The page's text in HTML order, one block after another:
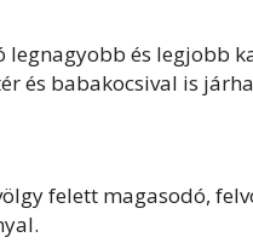
legnagyobb és legjobb
és babakocsival is
felett magasodó,